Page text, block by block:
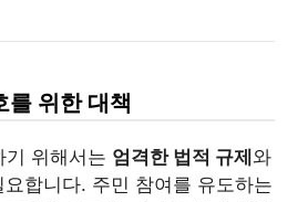
를 위한 대책
기 위해서는 엄격한 법적 규제와
요합니다. 주민 참여를 유도하는